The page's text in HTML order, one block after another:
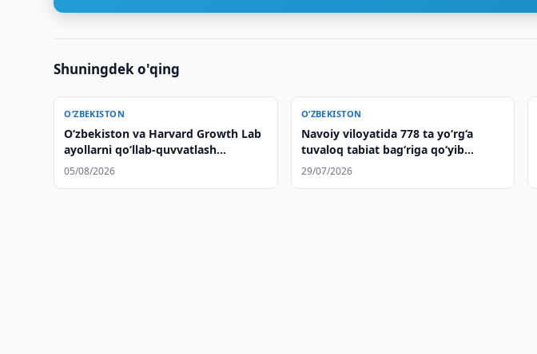
Shuningdek o'qing
O‘ZBEKISTON
Oʻzbekiston va Harvard Growth Lab
ayollarni qoʻllab-quvvatlash
masalalarini muhokama qilishdi
05/08/2026
O‘ZBEKISTON
Navoiy viloyatida 778 ta yo‘rg‘a
tuvaloq tabiat bag‘riga qo‘yib
yuborildi
29/07/2026